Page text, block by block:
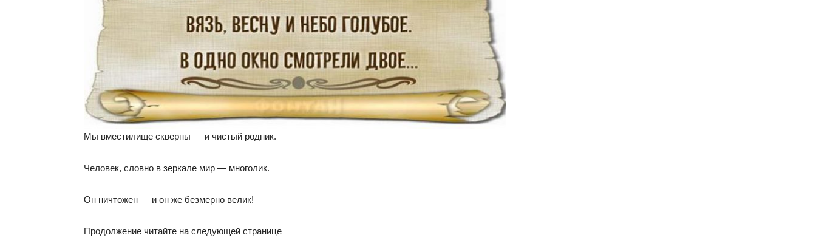
Мы вместилище скверны — и чистый родник.
Человек, словно в зеркале мир — многолик.
Он ничтожен — и он же безмерно велик!
Продолжение читайте на следующей странице